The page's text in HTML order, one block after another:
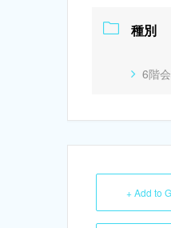
種別
6階
+ Add to